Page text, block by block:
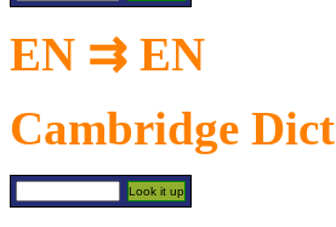
EN ⇉ EN
Cambridge Dict